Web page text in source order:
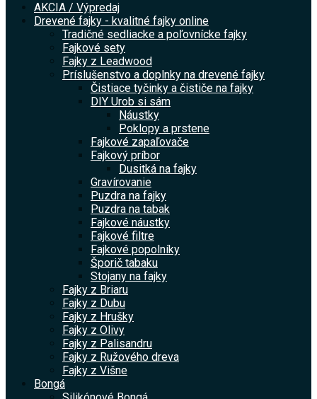
AKCIA / Výpredaj
Drevené fajky - kvalitné fajky online
Tradičné sedliacke a poľovnícke fajky
Fajkové sety
Fajky z Leadwood
Príslušenstvo a doplnky na drevené fajky
Čistiace tyčinky a čističe na fajky
DIY Urob si sám
Náustky
Poklopy a prstene
Fajkové zapaľovače
Fajkový príbor
Dusitká na fajky
Gravírovanie
Puzdra na fajky
Puzdra na tabak
Fajkové náustky
Fajkové filtre
Fajkové popolníky
Šporič tabaku
Stojany na fajky
Fajky z Briaru
Fajky z Dubu
Fajky z Hrušky
Fajky z Olivy
Fajky z Palisandru
Fajky z Ružového dreva
Fajky z Višne
Bongá